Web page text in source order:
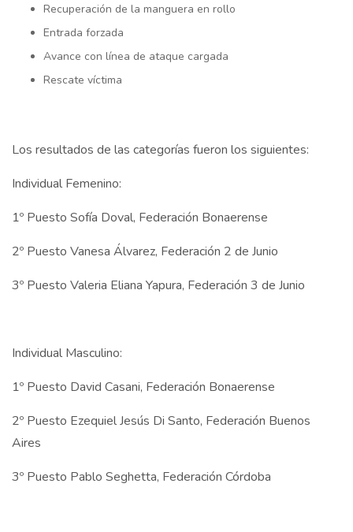
Recuperación de la manguera en rollo
Entrada forzada
Avance con línea de ataque cargada
Rescate víctima
Los resultados de las categorías fueron los siguientes:
Individual Femenino:
1º Puesto Sofía Doval, Federación Bonaerense
2º Puesto Vanesa Álvarez, Federación 2 de Junio
3º Puesto Valeria Eliana Yapura, Federación 3 de Junio
Individual Masculino:
1º Puesto David Casani, Federación Bonaerense
2º Puesto Ezequiel Jesús Di Santo, Federación Buenos
Aires
3º Puesto Pablo Seghetta, Federación Córdoba